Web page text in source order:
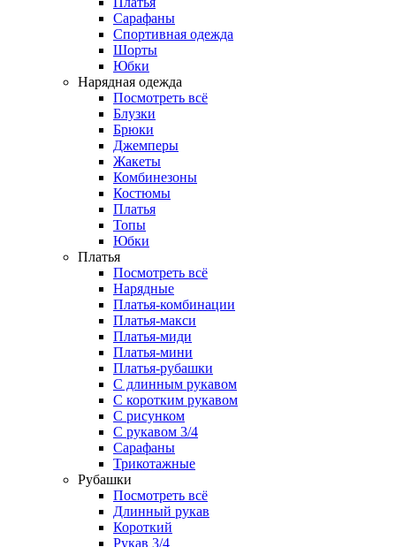
Сарафаны
Спортивная одежда
Шорты
Юбки
Нарядная одежда
Посмотреть всё
Блузки
Брюки
Джемперы
Жакеты
Комбинезоны
Костюмы
Платья
Топы
Юбки
Платья
Посмотреть всё
Нарядные
Платья-комбинации
Платья-макси
Платья-миди
Платья-мини
Платья-рубашки
С длинным рукавом
С коротким рукавом
С рисунком
С рукавом 3/4
Сарафаны
Трикотажные
Рубашки
Посмотреть всё
Длинный рукав
Короткий
Рукав 3/4